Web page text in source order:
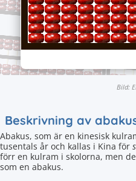
Bild:
Beskrivning av
Abakus, som är en kinesisk
tusentals år och kallas i Kina för
förr en kulram i skolorna, men
som en abakus.